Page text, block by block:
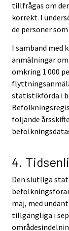
tillfrågas om
korrekt. I
de personer
I samband med
anmälningar
omkring 1 000
statistikförda i
följande
4.
Den slutliga
maj, med
tillgängliga i